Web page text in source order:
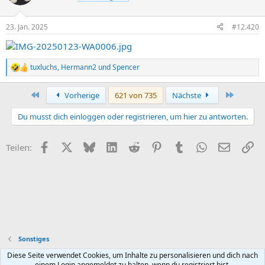
23. Jan. 2025 #12.420
R
e
t
o
e
tuxluchs, Hermann2 undSpencer
Erste Vorherige 621 von 735 Nächste
Du musst dich einloggen oder registrieren, um hier zu antworten.
Teilen: FacebookX (Twitter)
BlueskyLinkedIn
Reddit PinterestTumblr WhatsApp
E-Mail
Sonstiges
Diese Seite verwendet Cookies, um Inhalte zu personalisieren und dich nach